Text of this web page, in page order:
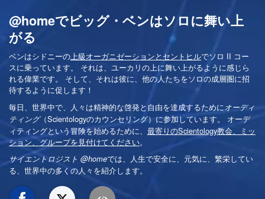
@homeでビッグ・ベンはソロに舞い上
がる
ベンはシドニーの上級オーガニゼーションとセントヒルでソロ II コー
スに乗っています。 それは、ユーカリの上に舞い上がるように感じら
れる偉業です。 そして、それは彼に、他の人たちをソロの成層圏に招
待するように促します！
毎日、世界中で、人々は精神的な啓発と自由を達成するために オーディ
ティング（Scientologyのカウンセリング）に参加しています。 オーデ
ィティングという冒険を始めるために、 最寄りのScientology教会、ミッ
ション、グループを見付けてください。
サイエントロジスト @homeでは、人生で安全に、元気に、繁栄してい
る、世界中の多くの人々を紹介します。